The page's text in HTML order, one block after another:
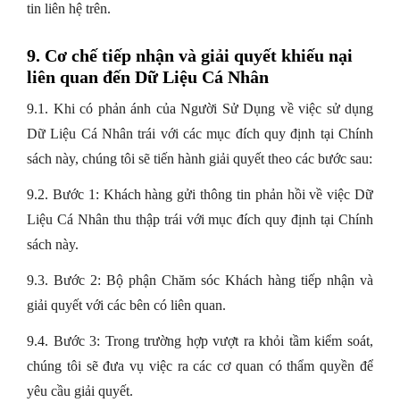
tin liên hệ trên.
9. Cơ chế tiếp nhận và giải quyết khiếu nại
liên quan đến Dữ Liệu Cá Nhân
9.1. Khi có phản ánh của Người Sử Dụng về việc sử dụng
Dữ Liệu Cá Nhân trái với các mục đích quy định tại Chính
sách này, chúng tôi sẽ tiến hành giải quyết theo các bước sau:
9.2. Bước 1: Khách hàng gửi thông tin phản hồi về việc Dữ
Liệu Cá Nhân thu thập trái với mục đích quy định tại Chính
sách này.
9.3. Bước 2: Bộ phận Chăm sóc Khách hàng tiếp nhận và
giải quyết với các bên có liên quan.
9.4. Bước 3: Trong trường hợp vượt ra khỏi tầm kiểm soát,
chúng tôi sẽ đưa vụ việc ra các cơ quan có thẩm quyền để
yêu cầu giải quyết.